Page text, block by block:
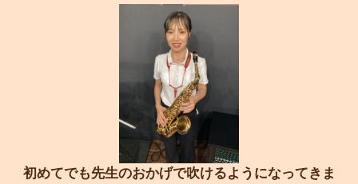
初めてでも先生のおかげで吹けるようになってきま